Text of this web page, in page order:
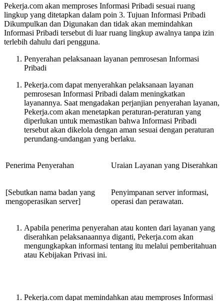
Pekerja.com akan memproses Informasi Pribadi sesuai ruang
lingkup yang ditetapkan dalam poin 3. Tujuan Informasi Pribadi
Dikumpulkan dan Digunakan dan tidak akan memindahkan
Informasi Pribadi tersebut di luar ruang lingkup awalnya tanpa izin
terlebih dahulu dari pengguna.
Penyerahan pelaksanaan layanan pemrosesan Informasi
Pribadi
Pekerja.com dapat menyerahkan pelaksanaan layanan
pemrosesan Informasi Pribadi dalam meningkatkan
layanannya. Saat mengadakan perjanjian penyerahan layanan,
Pekerja.com akan menetapkan peraturan-peraturan yang
diperlukan untuk memastikan bahwa Informasi Pribadi
tersebut akan dikelola dengan aman sesuai dengan peraturan
perundang-undangan yang berlaku.
Penerima Penyerahan Uraian Layanan yang Diserahkan
[Sebutkan nama badan yang
mengoperasikan server]
Penyimpanan server informasi,
operasi dan perawatan.
Apabila penerima penyerahan atau konten dari layanan yang
diserahkan pelaksanaannya diganti, Pekerja.com akan
mengungkapkan informasi tentang itu melalui pemberitahuan
atau Kebijakan Privasi ini.
Pekerja.com dapat memindahkan atau memproses Informasi